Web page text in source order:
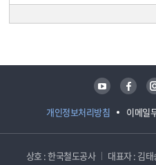
개인정보처리방침 이메일
유튜브 페이스북 인스타그램
상호 : 한국철도공사 대표자 : 김태